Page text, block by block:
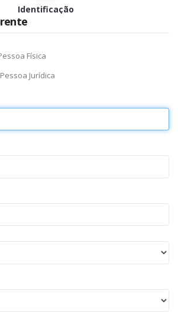
Identificação
Física
Jurídica